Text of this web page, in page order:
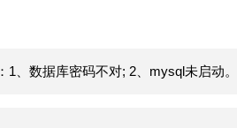
、数据库密码不对; 2、mysql未启动。